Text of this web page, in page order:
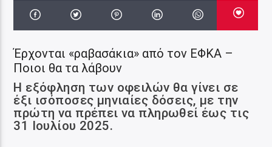
Έρχονται «ραβασάκια» από τον ΕΦΚΑ –
Ποιοι θα τα λάβουν
Η εξόφληση των οφειλών θα γίνει σε
έξι ισόποσες μηνιαίες δόσεις, με την
πρώτη να πρέπει να πληρωθεί έως τις
31 Ιουλίου 2025.